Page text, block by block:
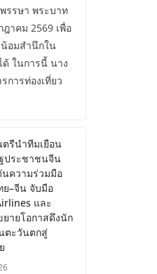
รรษา พระบาท
ฎาคม 2569 เพื่อ
อมสำนึกใน
ในการนี้ นาง
การท่องเที่ยว
รีนำทีมเยือน
ประชาชนจีน
ความร่วมมือ
ย–จีน จับมือ
และ
ายโอกาสดึงนัก
ตะวันตกสู่